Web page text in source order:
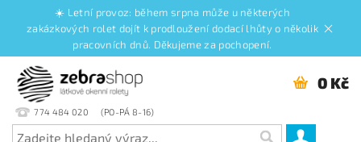
☀️ Letní provoz: během srpna může u některých
zakázkových rolet dojít k prodloužení dodací lhůty o několik
pracovních dnů. Děkujeme za pochopení.
774 484 020
0 Kč